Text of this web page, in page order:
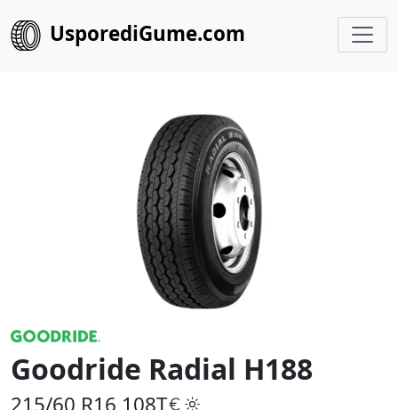
UsporediGume.com
Goodride Radial H188
215/60 R16 108T